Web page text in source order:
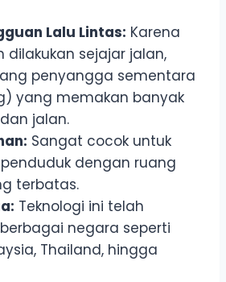
Lalu Lintas: Karena
dilakukan sejajar jalan,
penyangga sementara
yang memakan banyak
jalan.
Sangat cocok untuk
dengan ruang
terbatas.
Teknologi ini telah
negara seperti
Thailand, hingga